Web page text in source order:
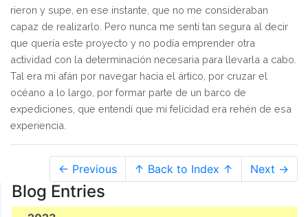
rieron y supe, en ese instante, que no me consideraban
capaz de realizarlo. Pero nunca me sentí tan segura al decir
que quería este proyecto y no podía emprender otra
actividad con la determinación necesaria para llevarla a cabo.
Tal era mi afán por navegar hacia el ártico, por cruzar el
océano a lo largo, por formar parte de un barco de
expediciones, que entendí que mi felicidad era rehén de esa
experiencia.
← Previous ↑ Back to Index ↑ Next →
Blog Entries